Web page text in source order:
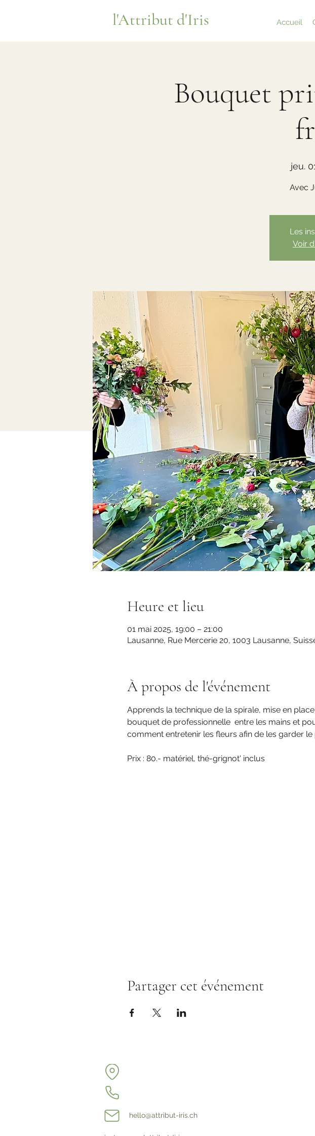
l'Attribut d'Iris Accueil
Bouquet
jeu.
Avec
Les
Voir
Heure et lieu
01 mai 2025, 19:00 – 21:00
Lausanne, Rue Mercerie 20, 1003 Lausanne,
À propos de l'événement
Apprends la technique de la spirale, mise en
bouquet de professionnelle  entre les mains et
comment entretenir les fleurs afin de les garder
Prix : 80.- matériel, thé-grignot' inclus
Partager cet événement
hello@attribut-iris.ch